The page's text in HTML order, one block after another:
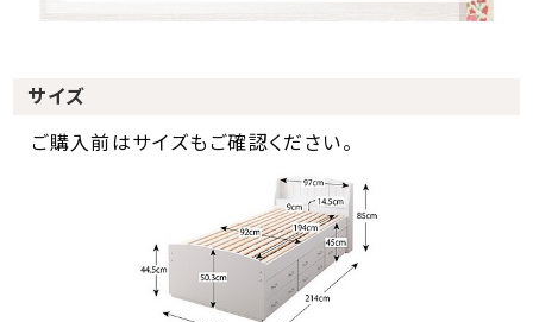
サイズ
ご購入前はサイズもご確認ください。